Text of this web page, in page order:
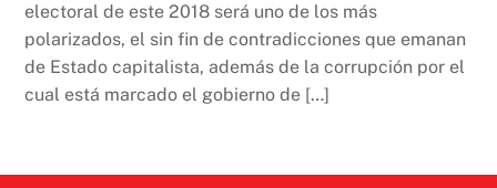
electoral de este 2018 será uno de los más
polarizados, el sin fin de contradicciones que emanan
de Estado capitalista, además de la corrupción por el
cual está marcado el gobierno de […]